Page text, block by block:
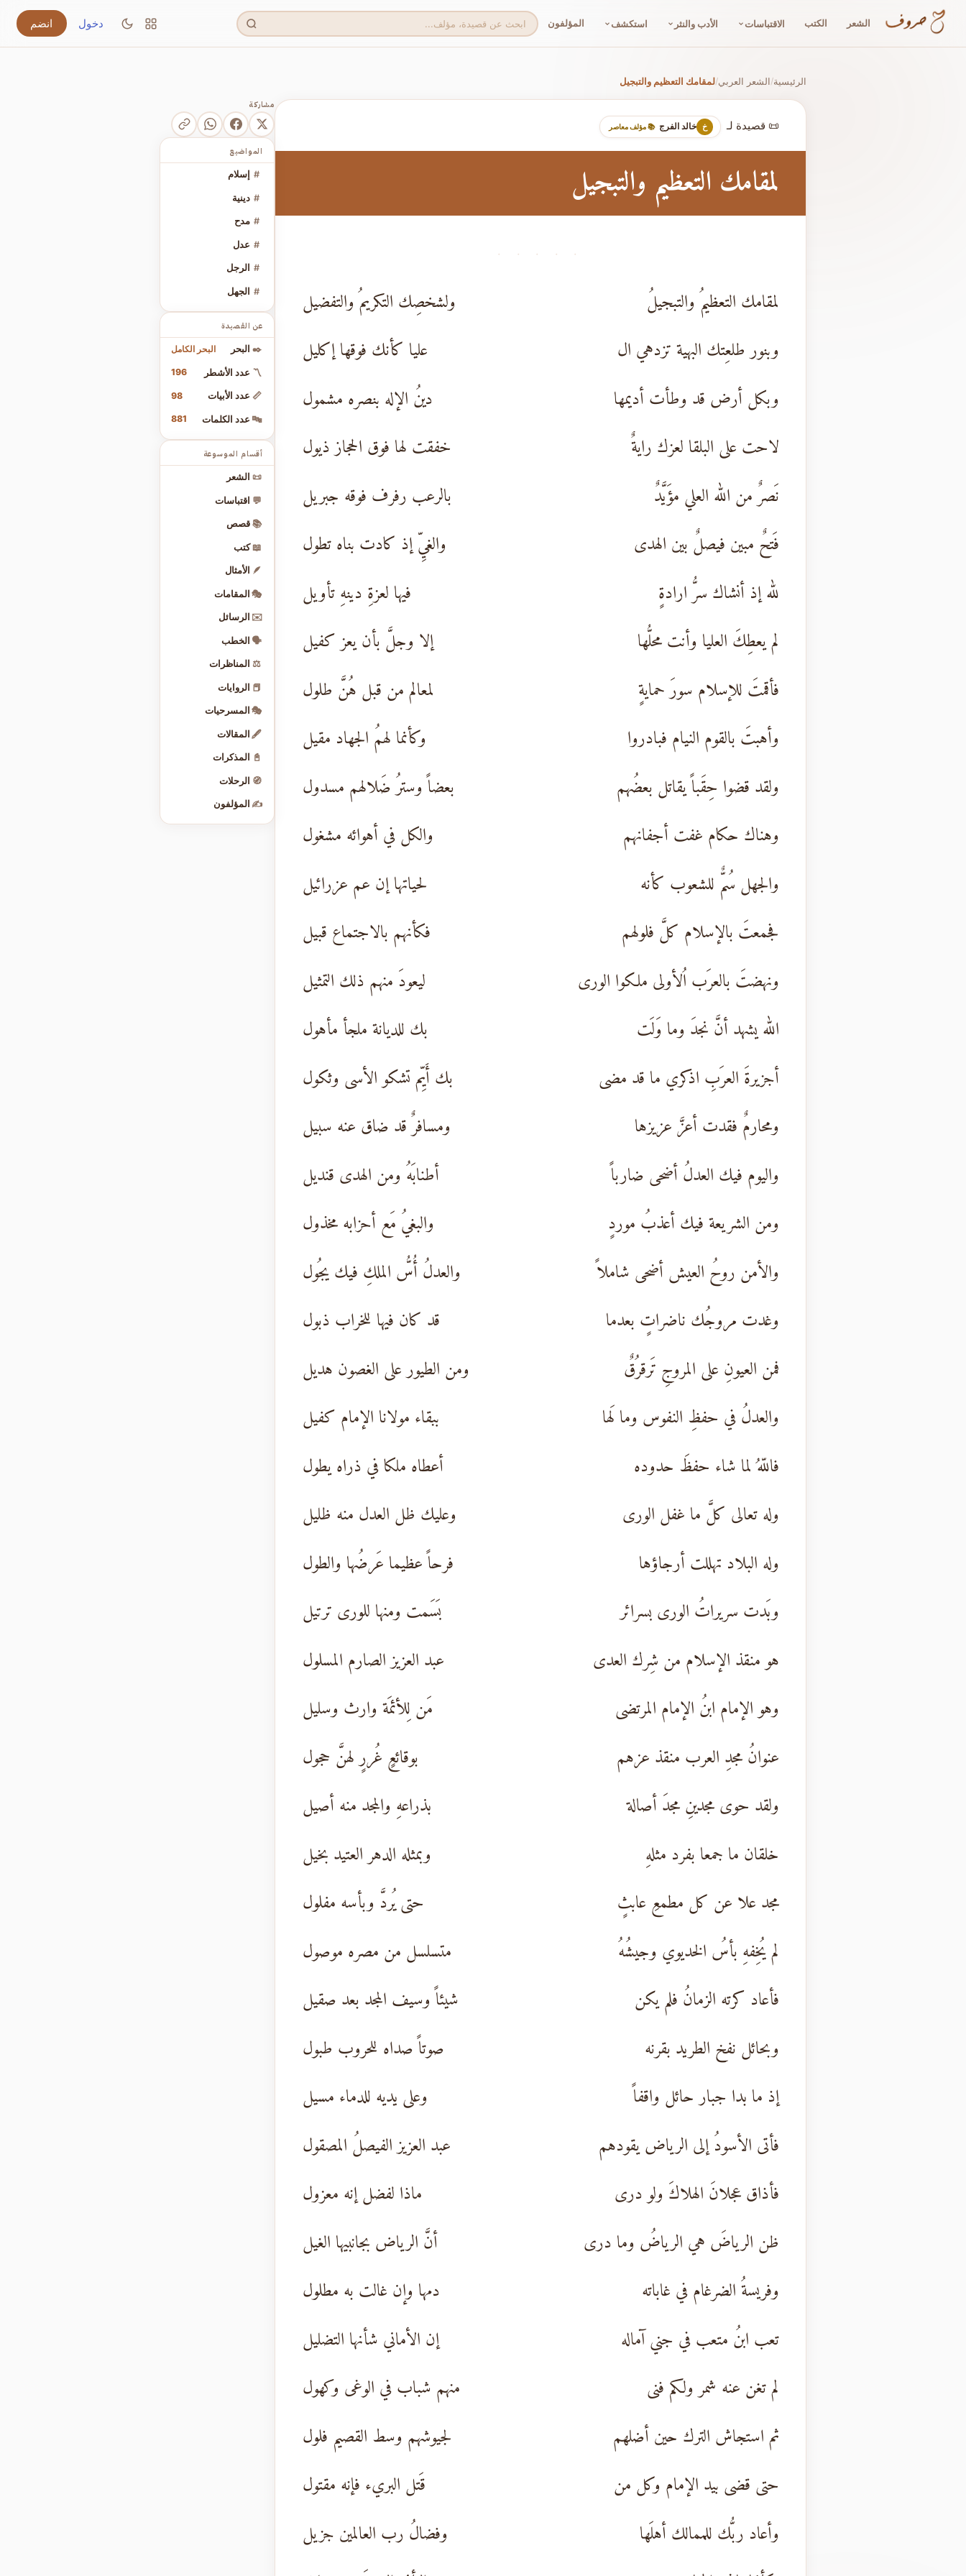
الشعر الكتب الاقتباسات الأدب والنثر استكشف المؤلفون دخول انضم
الرئيسية/الشعر العربي/لمقامك التعظيم والتبجيل
📜 قصيدة لـ خ خالد الفرج 📚 مؤلف معاصر
لمقامك التعظيم والتبجيل
· · · · ·
لمقامك التعظيمُ والتبجيلُ
ولشخصِك التكريمُ والتفضيل
وبنور طلعِتك البهية تزدهي ال
عليا كأنك فوقها إكليل
وبكل أرض قد وطأت أديمها
دينُ الإله بنصره مشمول
لاحت على البلقا لعزك رايةٌ
خفقت لها فوق الحجاز ذيول
نَصرٌ من الله العلي مؤَيَّدٌ
بالرعب رفرف فوقه جبريل
فَتحٌ مبين فيصلٌ بين الهدى
والغيِّ إذ كادت بناه تطول
لله إذ أنشاك سرُّ ارادةٍ
فيها لعزةِ دينهِ تأويل
لم يعطِكَ العليا وأنت محلُّها
إلا وجلَّ بأن يعز كفيل
فأقمتَ للإسلام سورَ حمايةٍ
لمعالم من قبل هُنَّ طلول
وأهبتَ بالقوم النيام فبادروا
وكأنما لهمُ الجهاد مقيل
ولقد قضوا حِقَباً يقاتل بعضُهم
بعضاً وسترُ ضَلالهم مسدول
وهناك حكام غفت أجفانهم
والكل في أهوائه مشغول
والجهل سُمٌّ للشعوب كأنه
لحياتها إن عم عزرائيل
فجمعتَ بالإسلام كلَّ فلولهم
فكأنهم بالاجتماع قبيل
ونهضتَ بالعرَب اُلأولى ملكوا الورى
ليعودَ منهم ذلك التمثيل
الله يشهد أنَّ نجدَ وما وَلَت
بك للديانة ملجأ مأهول
أجزيرةَ العرَبِ اذكري ما قد مضى
بك أَيِّم تشكو الأسى وثكول
ومحارمٌ فقدت أعزَّ عزيزها
ومسافرٌ قد ضاق عنه سبيل
واليوم فيك العدلُ أضحى ضارباً
أطنابَهُ ومن الهدى قنديل
ومن الشريعة فيك أعذبُ موردٍ
والبغيُ مَع أحزابه مخذول
والأمن روحُ العيش أضحى شاملاً
والعدلُ أُسُّ الملكِ فيك يجُول
وغدت مروجُك ناضراتٍ بعدما
قد كان فيها للخراب ذبول
فمن العيونِ على المروجِ تَرقرُقٌ
ومن الطيور على الغصون هديل
والعدلُ في حفظِ النفوس وما لَها
ببقاء مولانا الإمام كفيل
فاللّهُ لما شاء حفظَ حدوده
أعطاه ملكا في ذراه يطول
وله تعالى كلَّ ما غفل الورى
وعليك ظل العدل منه ظليل
وله البلاد تهللت أرجاؤها
فرحاً عظيما عَرضُها والطول
وبَدت سريراتُ الورى بسرائر
بَسَمت ومنها للورى ترتيل
هو منقذ الإسلام من شِرك العدى
عبد العزيز الصارم المسلول
وهو الإمام ابنُ الإمام المرتضى
مَن لِلأئمَة وارث وسليل
عنوانُ مجدِ العرب منقذ عزهم
بوقائعٍ غُررٍ لهنَّ حجول
ولقد حوى مجدينِ مجدَ أصالة
بذراعهِ والمجد منه أصيل
خلقان ما جمعا بفرد مثلهِ
وبمثله الدهر العتيد بخيل
مجد علا عن كل مطمعِ عابثٍ
حتى يُردَّ وبأسه مفلول
لم يُخِفهِ بأسُ الخديوي وجيشُهُ
متسلسل من مصره موصول
فأعاد كرته الزمانُ فلم يكن
شيئاً وسيف المجد بعد صقيل
وبحائل نفخ الطريد بقرنه
صوتاً صداه للحروب طبول
إذ ما بدا جبار حائل واقفاً
وعلى يديه للدماء مسيل
فأتى الأسودُ إلى الرياض يقودهم
عبد العزيز الفيصلُ المصقول
فأذاق عجلانَ الهلاكَ ولو درى
ماذا لفضل إنه معزول
ظن الرياضَ هي الرياضُ وما درى
أنَّ الرياض بجانبيها الغيل
وفريسةُ الضرغام في غاباته
دمها وإن غالت به مطلول
تعب ابنُ متعب في جني آماله
إن الأماني شأنها التضليل
لم تغن عنه شمر ولكم فنى
منهم شباب في الوغى وكهول
ثم استجاش الترك حين أضلهم
لجيوشهم وسط القصيم فلول
حتى قضى بيد الإمام وكل من
قَتل البريء فإنه مقتول
وأعاد ربُّك للممالك أهلَها
وفضالُ رب العالمين جزيل
مشاركة
المواضيع
# إسلام
# دينية
# مدح
# عدل
# الرجل
# الجهل
عن القصيدة
✒️ البحر البحر الكامل
〽️ عدد الأشطر 196
📏 عدد الأبيات 98
🔤 عدد الكلمات 881
أقسام الموسوعة
📜 الشعر
💬 اقتباسات
📚 قصص
📖 كتب
🪶 الأمثال
🎭 المقامات
✉️ الرسائل
🗣️ الخطب
⚖️ المناظرات
📕 الروايات
🎭 المسرحيات
🖋️ المقالات
📓 المذكرات
🧭 الرحلات
✍️ المؤلفون